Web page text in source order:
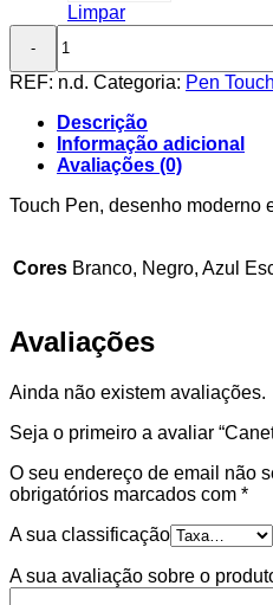
Limpar
Quantidade
Caneta
Extensível
NP-
REF: n.d. Categoria: Pen Touch
Descrição
Informação adicional
Avaliações (0)
Touch Pen, desenho moderno
Cores Branco, Negro, Azul
Avaliações
Ainda não existem avaliações.
Seja o primeiro a avaliar
O seu endereço de email não
obrigatórios marcados com *
A sua classificação
A sua avaliação sobre o